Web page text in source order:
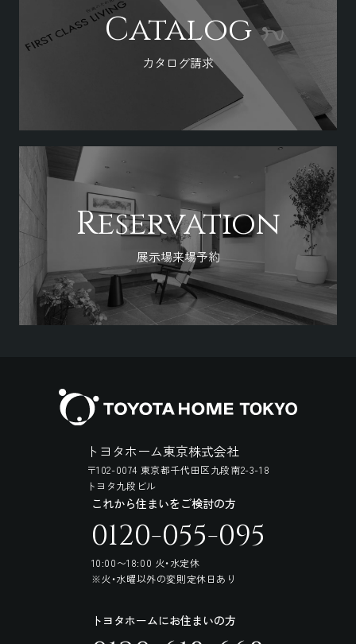
Catalog
カタログ請求
Reservation
展示場来場予約
トヨタホーム東京株式会社
〒102-0074 東京都千代田区九段南2-3-18
トヨタ九段ビル
これから住まいをご検討の方
0120-055-095
10:00〜18:00 火・水定休
※火・水曜以外の変則定休日あり
トヨタホームにお住まいの方